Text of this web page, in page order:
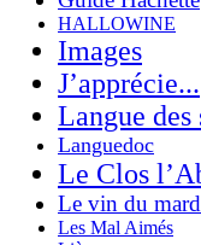
HALLOWINE
Images
J’apprécie...
Langue des
Languedoc
Le Clos
Le vin du
Les Mal Aimés